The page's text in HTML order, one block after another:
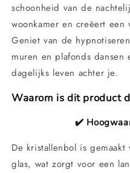
schoonheid van de
woonkamer en creëert een
Geniet van de
muren en plafonds dansen
dagelijks leven achter je.
Waarom is dit product
✔️
De kristallenbol is
glas, wat zorgt voor een